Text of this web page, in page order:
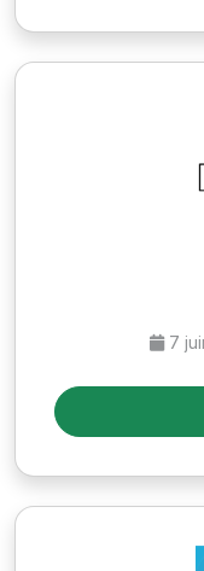
7